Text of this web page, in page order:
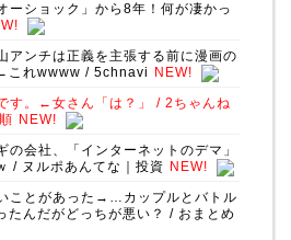
ーショック」から8年！何が凄かっ
アンチは正義を主張する前に漫画の
これwwww / 5chnavi
NEW!
す。←女さん「は？」 / 2ちゃんね
NEW!
の会社、「インターネットのデマ」
/ ヌルポあんてな｜投資 NEW!
ことがあった→…カップルとバトル
たんだがどっちが悪い？ / おまとめ